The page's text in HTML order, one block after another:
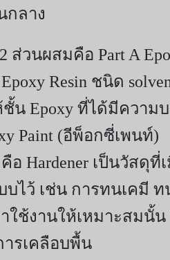
กลาง
ส่วนผสมคือ Part A
ชนิด solvent
น Epoxy ที่ได้มีความ
Paint (อีพ็อกซี่เพนท์)
เป็นวัสดุที่
ไว้ เช่น การทนเคมี
าใช้งานให้เหมาะสมนั้
รเคลือบพื้น